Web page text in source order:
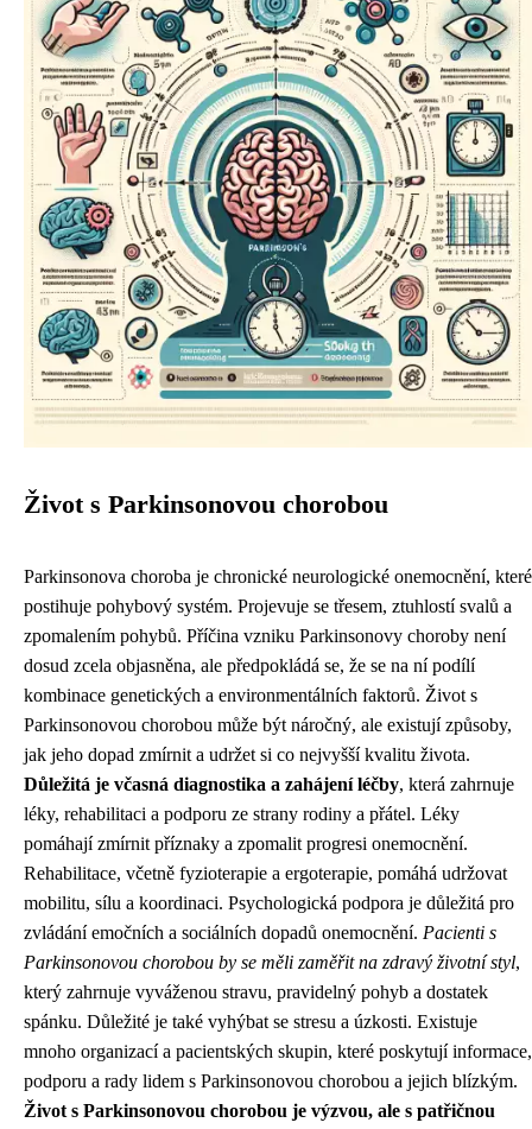
Život s Parkinsonovou chorobou
Parkinsonova choroba je chronické neurologické onemocnění, které
postihuje pohybový systém. Projevuje se třesem, ztuhlostí svalů a
zpomalením pohybů. Příčina vzniku Parkinsonovy choroby není
dosud zcela objasněna, ale předpokládá se, že se na ní podílí
kombinace genetických a environmentálních faktorů. Život s
Parkinsonovou chorobou může být náročný, ale existují způsoby,
jak jeho dopad zmírnit a udržet si co nejvyšší kvalitu života.
Důležitá je včasná diagnostika a zahájení léčby, která zahrnuje
léky, rehabilitaci a podporu ze strany rodiny a přátel. Léky
pomáhají zmírnit příznaky a zpomalit progresi onemocnění.
Rehabilitace, včetně fyzioterapie a ergoterapie, pomáhá udržovat
mobilitu, sílu a koordinaci. Psychologická podpora je důležitá pro
zvládání emočních a sociálních dopadů onemocnění. Pacienti s
Parkinsonovou chorobou by se měli zaměřit na zdravý životní styl,
který zahrnuje vyváženou stravu, pravidelný pohyb a dostatek
spánku. Důležité je také vyhýbat se stresu a úzkosti. Existuje
mnoho organizací a pacientských skupin, které poskytují informace,
podporu a rady lidem s Parkinsonovou chorobou a jejich blízkým.
Život s Parkinsonovou chorobou je výzvou, ale s patřičnou